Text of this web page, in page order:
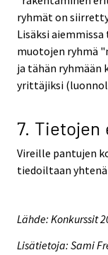
ryhmät on
Lisäksi
muotojen ryhmä
ja tähän
yrittäjiksi
7. Tietojen
Vireille pantujen
tiedoiltaan
Lähde: Konkurssit
Lisätietoja: Sami